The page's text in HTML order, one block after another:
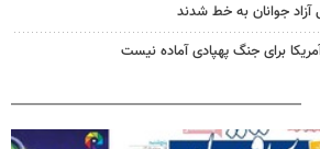
جوانان به خط شدند
برای جنگ پهپادی آماده نیست